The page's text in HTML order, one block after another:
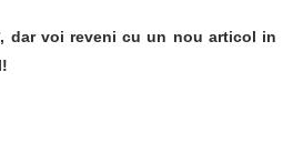
dar voi reveni cu un nou articol in